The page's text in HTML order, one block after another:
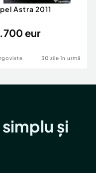
Astra 2011
eur
30 zile în urmă
și